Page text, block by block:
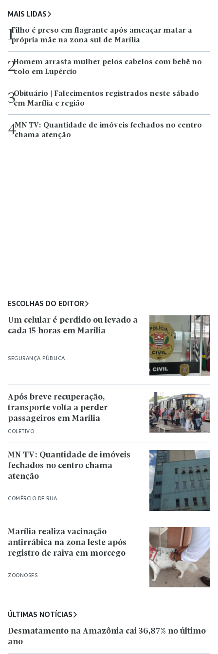
MAIS LIDAS
1Filho é preso em flagrante após ameaçar matar a
própria mãe na zona sul de Marília
2Homem arrasta mulher pelos cabelos com bebê no
colo em Lupércio
3Obituário | Falecimentos registrados neste sábado
em Marília e região
4MN TV: Quantidade de imóveis fechados no centro
chama atenção
ESCOLHAS DO EDITOR
SEGURANÇA PÚBLICA
Um celular é perdido ou levado a
cada 15 horas em Marília
COLETIVO
Após breve recuperação,
transporte volta a perder
passageiros em Marília
COMÉRCIO DE RUA
MN TV: Quantidade de imóveis
fechados no centro chama
atenção
ZOONOSES
Marília realiza vacinação
antirrábica na zona leste após
registro de raiva em morcego
ÚLTIMAS NOTÍCIAS
Desmatamento na Amazônia cai 36,87% no último
ano